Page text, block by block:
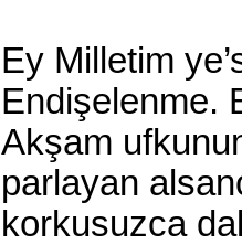
Ey Milletim
Endişelenme.
Akşam
parlayan
korkusuzca